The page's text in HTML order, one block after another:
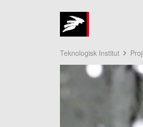
Teknologisk Institut